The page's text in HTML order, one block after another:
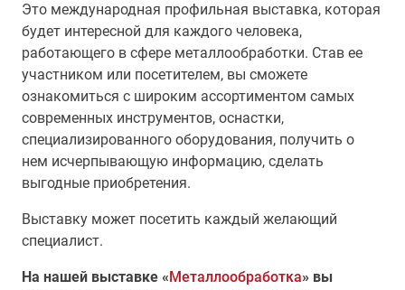
Это международная профильная выставка, которая
будет интересной для каждого человека,
работающего в сфере металлообработки. Став ее
участником или посетителем, вы сможете
ознакомиться с широким ассортиментом самых
современных инструментов, оснастки,
специализированного оборудования, получить о
нем исчерпывающую информацию, сделать
выгодные приобретения.
Выставку может посетить каждый желающий
специалист.
На нашей выставке «Металлообработка» вы